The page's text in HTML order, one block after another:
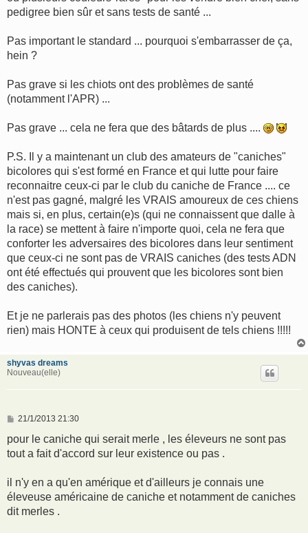
pedigree bien sûr et sans tests de santé ...
Pas important le standard ... pourquoi s'embarrasser de ça,
hein ?
Pas grave si les chiots ont des problèmes de santé
(notamment l'APR) ...
Pas grave ... cela ne fera que des bâtards de plus ....
P.S. Il y a maintenant un club des amateurs de "caniches"
bicolores qui s'est formé en France et qui lutte pour faire
reconnaitre ceux-ci par le club du caniche de France .... ce
n'est pas gagné, malgré les VRAIS amoureux de ces chiens
mais si, en plus, certain(e)s (qui ne connaissent que dalle à
la race) se mettent à faire n'importe quoi, cela ne fera que
conforter les adversaires des bicolores dans leur sentiment
que ceux-ci ne sont pas de VRAIS caniches (des tests ADN
ont été effectués qui prouvent que les bicolores sont bien
des caniches).
Et je ne parlerais pas des photos (les chiens n'y peuvent
rien) mais HONTE à ceux qui produisent de tels chiens !!!!!
shyvas dreams
Nouveau(elle)
M
s
a
21/1/2013 21:30
pour le caniche qui serait merle , les éleveurs ne sont pas
tout a fait d'accord sur leur existence ou pas .
il n'y en a qu'en amérique et d'ailleurs je connais une
éleveuse américaine de caniche et notamment de caniches
dit merles .